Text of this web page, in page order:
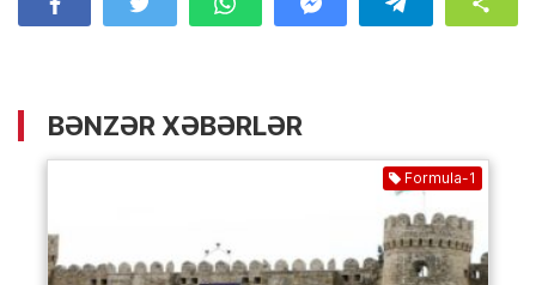
BƏNZƏR XƏBƏRLƏR
Formula-1